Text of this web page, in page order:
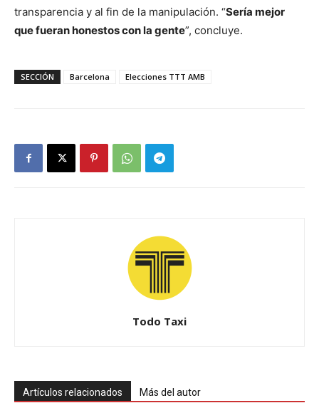
transparencia y al fin de la manipulación. “Sería mejor
que fueran honestos con la gente”, concluye.
SECCIÓN Barcelona Elecciones TTT AMB
Todo Taxi
Artículos relacionados Más del autor